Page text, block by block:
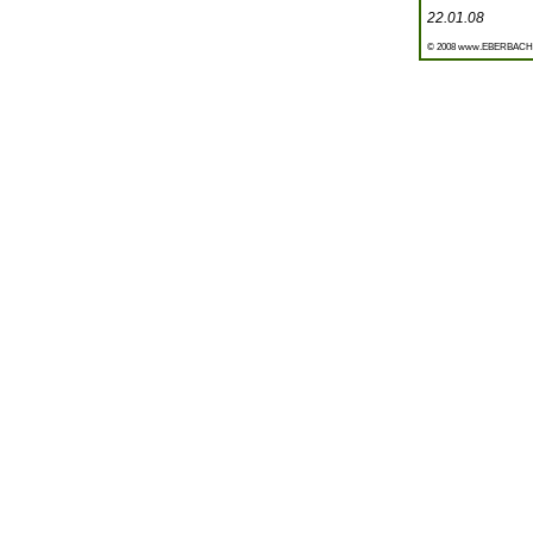
22.01.08
© 2008